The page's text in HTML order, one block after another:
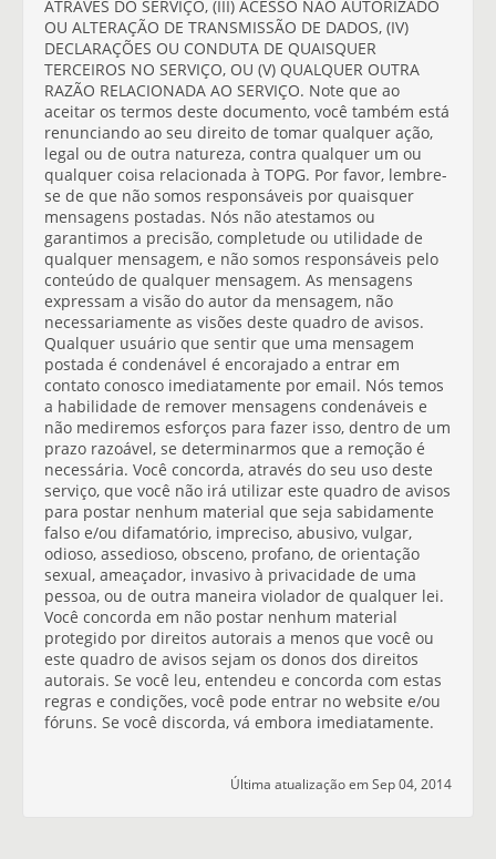
ATRAVÉS DO SERVIÇO, (III) ACESSO NÃO AUTORIZADO
OU ALTERAÇÃO DE TRANSMISSÃO DE DADOS, (IV)
DECLARAÇÕES OU CONDUTA DE QUAISQUER
TERCEIROS NO SERVIÇO, OU (V) QUALQUER OUTRA
RAZÃO RELACIONADA AO SERVIÇO. Note que ao
aceitar os termos deste documento, você também está
renunciando ao seu direito de tomar qualquer ação,
legal ou de outra natureza, contra qualquer um ou
qualquer coisa relacionada à TOPG. Por favor, lembre-
se de que não somos responsáveis por quaisquer
mensagens postadas. Nós não atestamos ou
garantimos a precisão, completude ou utilidade de
qualquer mensagem, e não somos responsáveis pelo
conteúdo de qualquer mensagem. As mensagens
expressam a visão do autor da mensagem, não
necessariamente as visões deste quadro de avisos.
Qualquer usuário que sentir que uma mensagem
postada é condenável é encorajado a entrar em
contato conosco imediatamente por email. Nós temos
a habilidade de remover mensagens condenáveis e
não mediremos esforços para fazer isso, dentro de um
prazo razoável, se determinarmos que a remoção é
necessária. Você concorda, através do seu uso deste
serviço, que você não irá utilizar este quadro de avisos
para postar nenhum material que seja sabidamente
falso e/ou difamatório, impreciso, abusivo, vulgar,
odioso, assedioso, obsceno, profano, de orientação
sexual, ameaçador, invasivo à privacidade de uma
pessoa, ou de outra maneira violador de qualquer lei.
Você concorda em não postar nenhum material
protegido por direitos autorais a menos que você ou
este quadro de avisos sejam os donos dos direitos
autorais. Se você leu, entendeu e concorda com estas
regras e condições, você pode entrar no website e/ou
fóruns. Se você discorda, vá embora imediatamente.
Última atualização em Sep 04, 2014